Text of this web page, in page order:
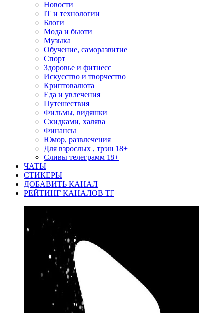
Новости
IT и технологии
Блоги
Мода и бьюти
Музыка
Обучение, саморазвитие
Спорт
Здоровье и фитнесс
Искусство и творчество
Криптовалюта
Еда и увлечения
Путешествия
Фильмы, видяшки
Скидками, халява
Финансы
Юмор, развлечения
Для взрослых , трэш 18+
Сливы телеграмм 18+
ЧАТЫ
СТИКЕРЫ
ДОБАВИТЬ КАНАЛ
РЕЙТИНГ КАНАЛОВ ТГ